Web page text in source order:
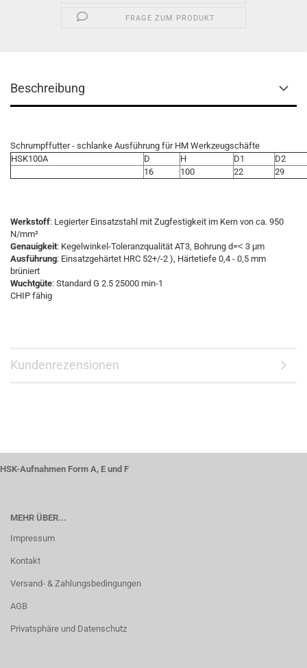
FRAGE ZUM PRODUKT
Beschreibung
Schrumpffutter - schlanke Ausführung für HM Werkzeugschäfte
HSK100A
D H D1
D2
16
100 22 29
Werkstoff: Legierter Einsatzstahl mit Zugfestigkeit im Kern von ca. 950
N/mm²
Genauigkeit: Kegelwinkel-Toleranzqualität AT3, Bohrung d=˂ 3 μm
Ausführung: Einsatzgehärtet HRC 52+/-2 ), Härtetiefe 0,4 - 0,5 mm
brüniert
Wuchtgüte: Standard G 2.5 25000 min-1
CHIP fähig
Kundenrezensionen
HSK-Aufnahmen Form A, E und F
MEHR ÜBER...
Impressum
Kontakt
Versand- & Zahlungsbedingungen
AGB
Privatsphäre und Datenschutz